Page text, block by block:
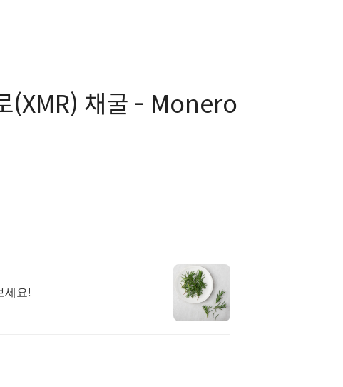
(XMR) 채굴 - Monero
세요!